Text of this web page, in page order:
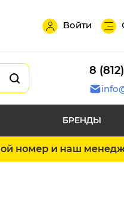
Войти
8
БРЕНДЫ
номер и наш